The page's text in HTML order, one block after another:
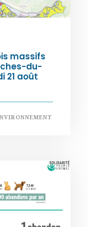
massifs
du-
21 août